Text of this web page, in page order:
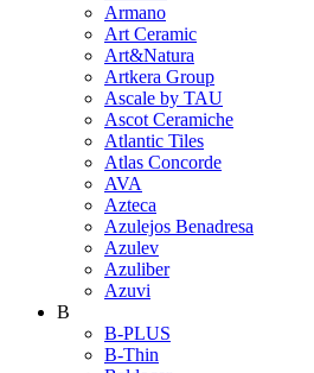
Armano
Art Ceramic
Art&Natura
Artkera Group
Ascale by TAU
Ascot Ceramiche
Atlantic Tiles
Atlas Concorde
AVA
Azteca
Azulejos Benadresa
Azulev
Azuliber
Azuvi
B
B-PLUS
B-Thin